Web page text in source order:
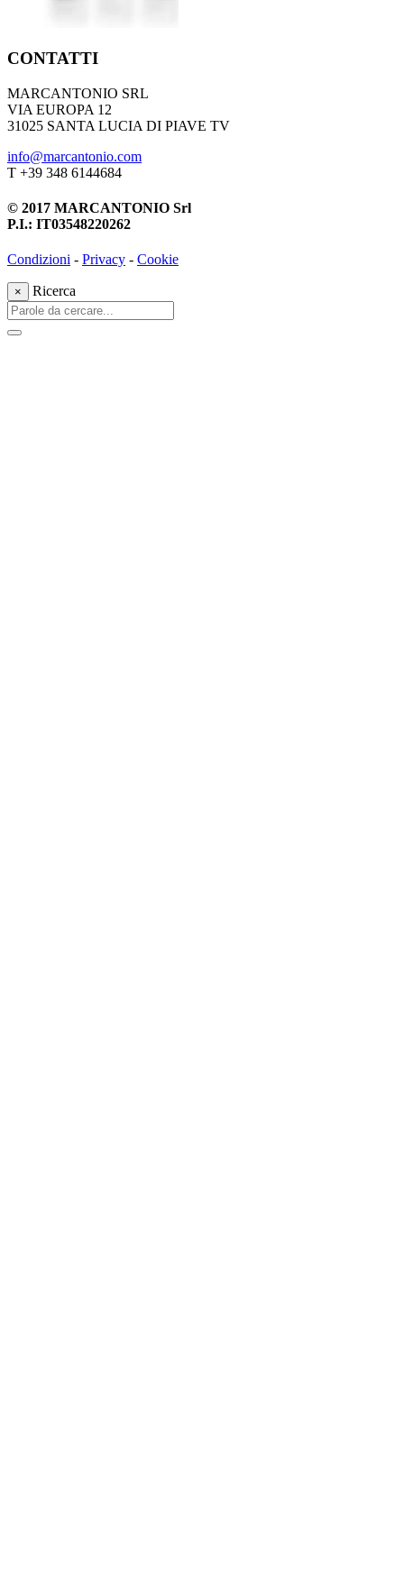
CONTATTI
MARCANTONIO SRL
VIA EUROPA 12
31025 SANTA LUCIA DI PIAVE TV
info@marcantonio.com
T +39 348 6144684
© 2017 MARCANTONIO Srl
P.I.: IT03548220262
Condizioni - Privacy - Cookie
× Ricerca